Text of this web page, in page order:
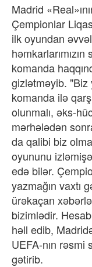
Madrid
Çempionlar
ilk oyundan
komanda
gizlətməyib. "Biz
komanda ilə
olunmalı, əks-
mərhələdən
da qalibi biz
oyununu
edə bilər.
yazmağın vaxtı
ürəkaçan
bizimlədir.
həll edib,
UEFA-nın rəsmi
gətirib.